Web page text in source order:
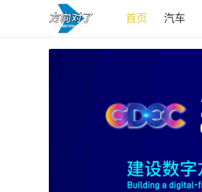
首页 汽车